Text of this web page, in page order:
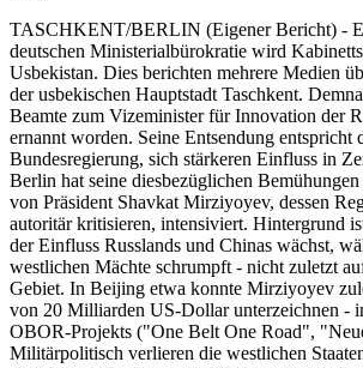
TASCHKENT/BERLIN (Eigener Bericht) -
deutschen Ministerialbürokratie wird
Usbekistan. Dies berichten mehrere Medien
der usbekischen Hauptstadt Taschkent.
Beamte zum Vizeminister für Innovation der
ernannt worden. Seine Entsendung entspricht
Bundesregierung, sich stärkeren Einfluss in
Berlin hat seine diesbezüglichen
von Präsident Shavkat Mirziyoyev, dessen
autoritär kritisieren, intensiviert. Hintergrund
der Einfluss Russlands und Chinas wächst,
westlichen Mächte schrumpft - nicht zuletzt
Gebiet. In Beijing etwa konnte Mirziyoyev
von 20 Milliarden US-Dollar unterzeichnen -
OBOR-Projekts ("One Belt One Road",
Militärpolitisch verlieren die westlichen